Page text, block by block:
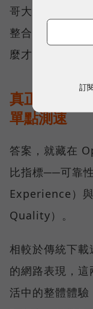
哥大長期投入
整合所累積的
麼才是真正的好
真正的好網
單點測速
答案，就藏在
比指標──可靠
Experience）
Quality）。
相較於傳統下
的網路表現，
活中的整體體
訂